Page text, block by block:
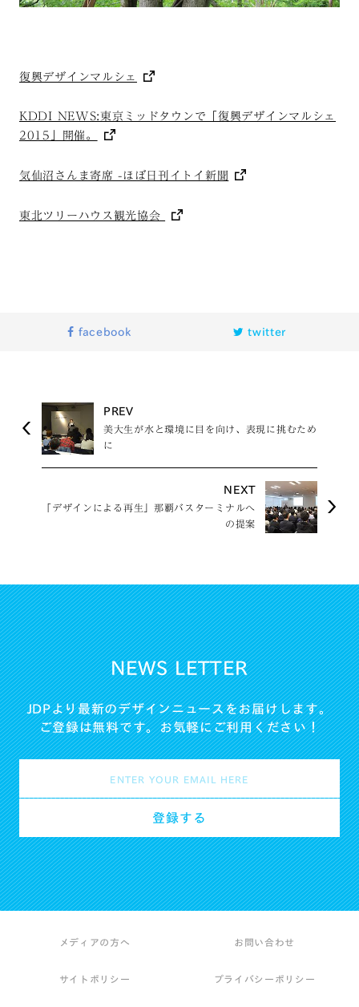
復興デザインマルシェ
KDDI NEWS:東京ミッドタウンで「復興デザインマルシェ
2015」開催。
気仙沼さんま寄席 -ほぼ日刊イトイ新聞
東北ツリーハウス観光協会
facebook twitter
PREV
美大生が水と環境に目を向け、表現に挑むため
に
NEXT
「デザインによる再生」那覇バスターミナルへ
の提案
NEWS LETTER
JDPより最新のデザインニュースをお届けします。
ご登録は無料です。お気軽にご利用ください！
メディアの方へ お問い合わせ
サイトポリシー プライバシーポリシー